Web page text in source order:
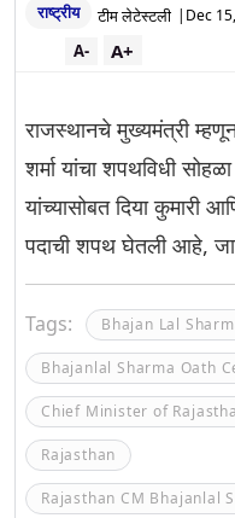
राष्ट्रीय टीम लेटेस्टली | Dec
A+
A-
राजस्थानचे मुख्यमंत्री
शर्मा यांचा शपथविधी
यांच्यासोबत दिया कुमारी
पदाची शपथ घेतली आहे,
Tags: Bhajan Lal
Bhajanlal Sharma Oath
Chief Minister of
Rajasthan
Rajasthan CM Bhajanlal